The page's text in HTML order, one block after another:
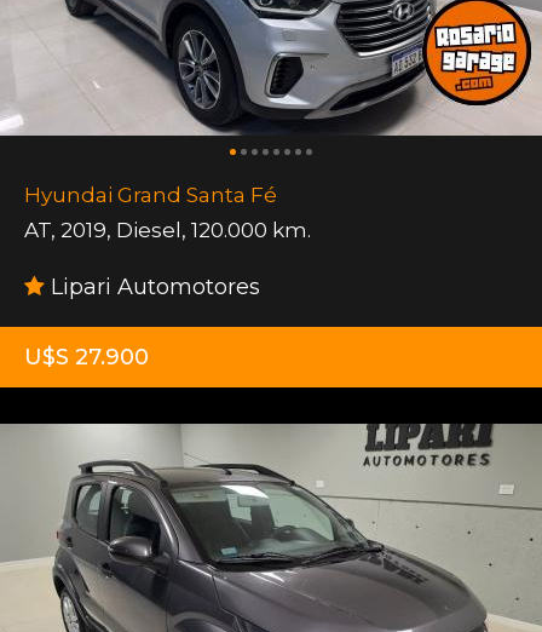
Hyundai Grand Santa Fé
AT, 2019, Diesel, 120.000 km.
Lipari Automotores
U$S 27.900